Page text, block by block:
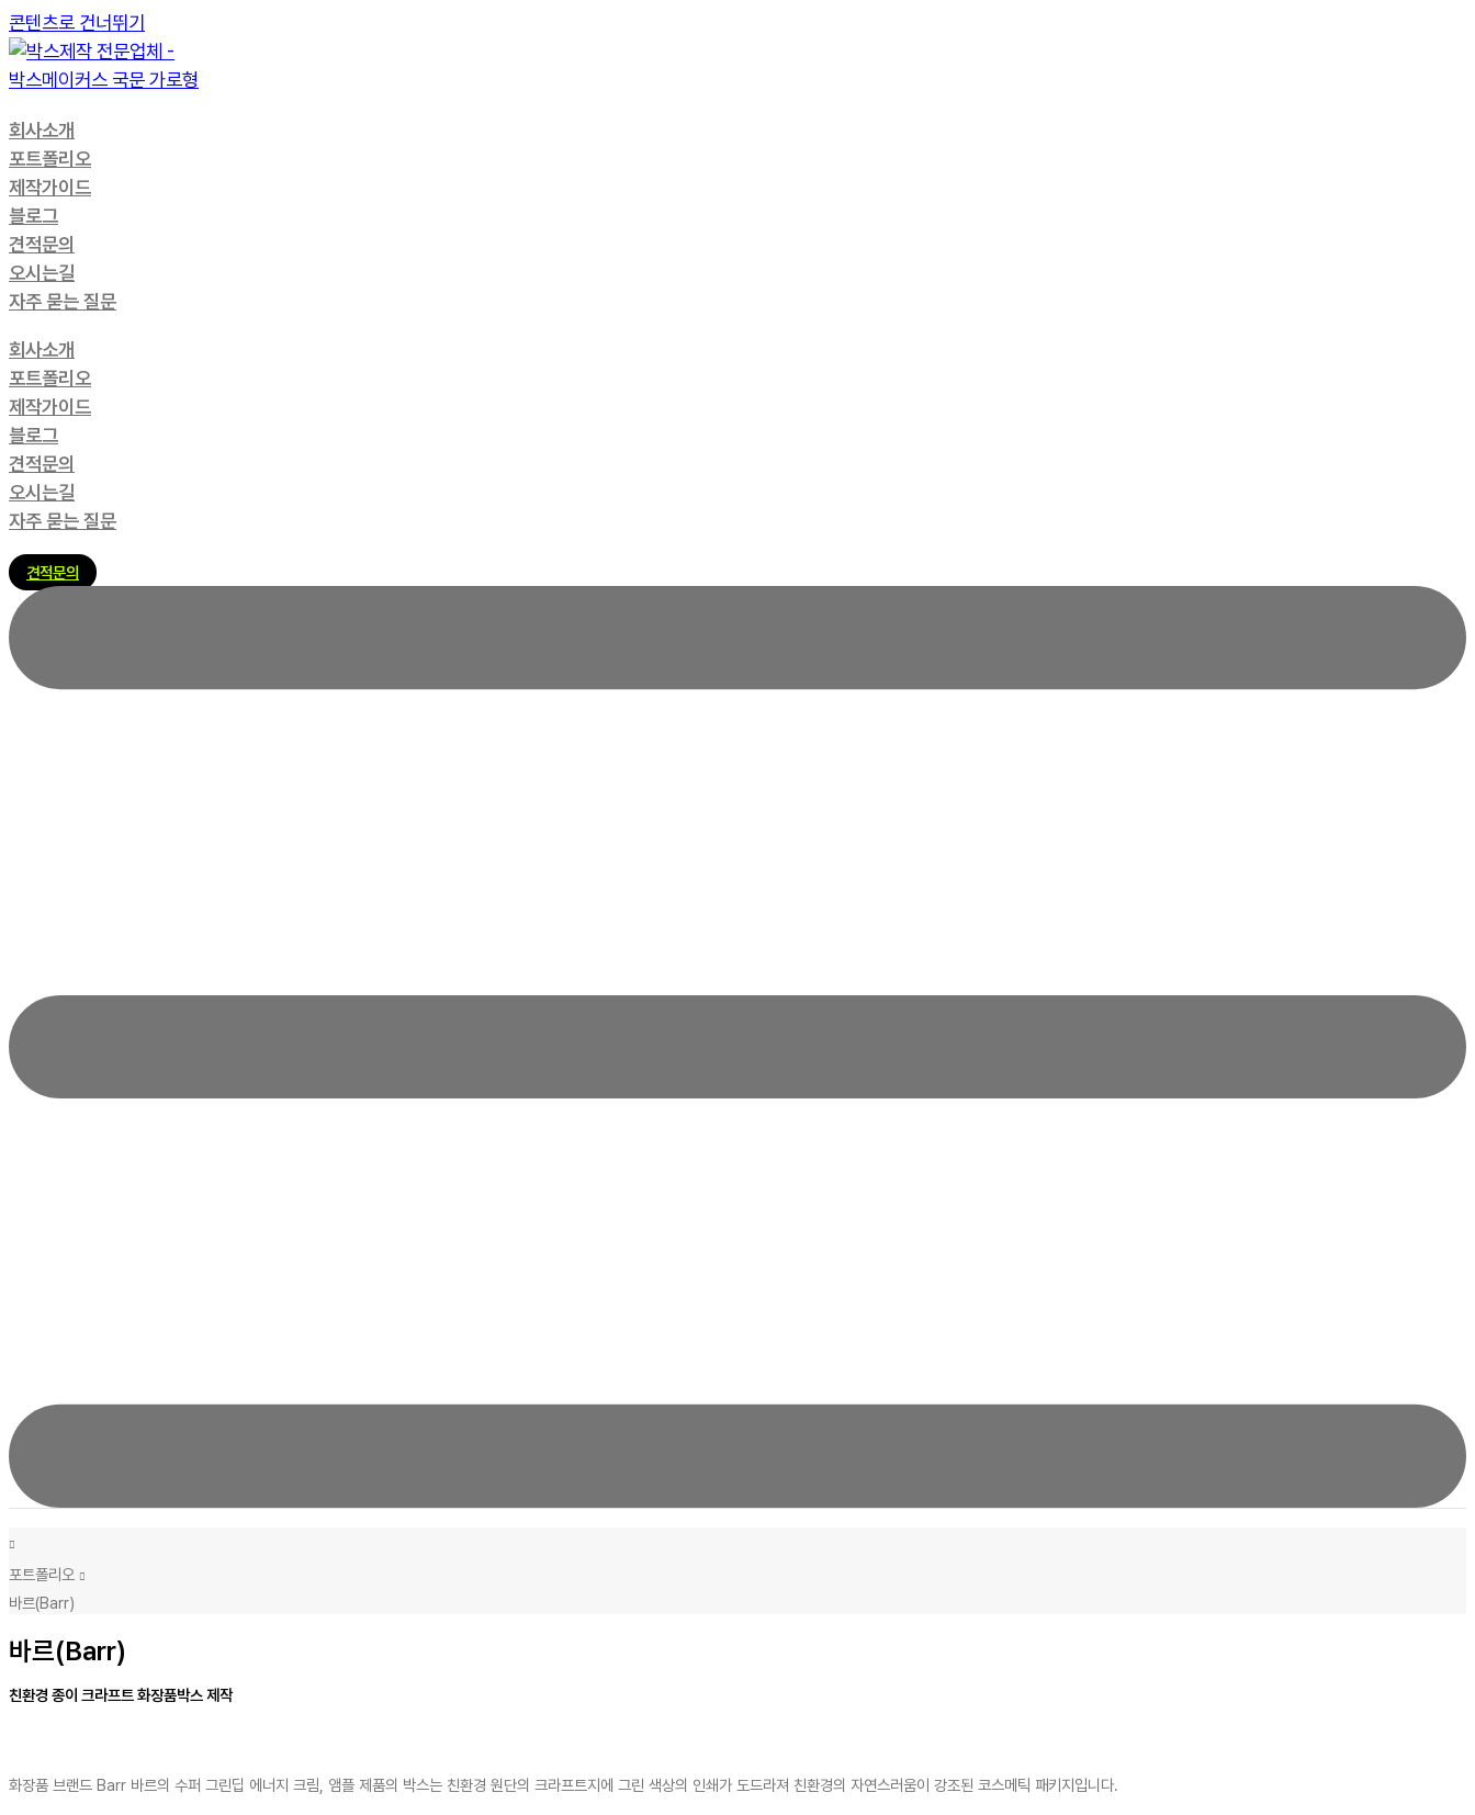
콘텐츠로 건너뛰기
회사소개
포트폴리오
제작가이드
블로그
견적문의
오시는길
자주 묻는 질문
회사소개
포트폴리오
제작가이드
블로그
견적문의
오시는길
자주 묻는 질문
견적문의
포트폴리오
바르(Barr)
바르(Barr)
친환경 종이 크라프트 화장품박스 제작
화장품 브랜드 Barr 바르의 수퍼 그린딥 에너지 크림, 앰플 제품의 박스는 친환경 원단의 크라프트지에 그린 색상의 인쇄가 도드라져 친환경의 자연스러움이 강조된 코스메틱 패키지입니다.